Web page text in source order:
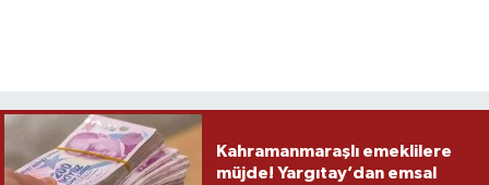
Kahramanmaraşlı emeklilere
müjde! Yargıtay’dan emsal